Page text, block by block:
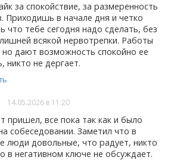
за спокойствие, за размеренность
Приходишь в начале дня и четко
что тебе сегодня надо сделать, без
всякой нервотрепки. Работы
дают возможность спокойно ее
никто не дергает.
14.05.2026 в 11:20
пришел, все пока так как и было
собеседовании. Заметил что в
люди довольные, что радует, никто
в негативном ключе не обсуждает.